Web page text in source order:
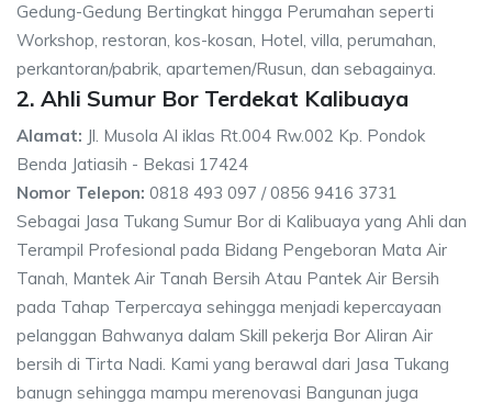
Gedung-Gedung Bertingkat hingga Perumahan seperti
Workshop, restoran, kos-kosan, Hotel, villa, perumahan,
perkantoran/pabrik, apartemen/Rusun, dan sebagainya.
2. Ahli Sumur Bor Terdekat Kalibuaya
Alamat: Jl. Musola Al iklas Rt.004 Rw.002 Kp. Pondok
Benda Jatiasih - Bekasi 17424
Nomor Telepon: 0818 493 097 / 0856 9416 3731
Sebagai Jasa Tukang Sumur Bor di Kalibuaya yang Ahli dan
Terampil Profesional pada Bidang Pengeboran Mata Air
Tanah, Mantek Air Tanah Bersih Atau Pantek Air Bersih
pada Tahap Terpercaya sehingga menjadi kepercayaan
pelanggan Bahwanya dalam Skill pekerja Bor Aliran Air
bersih di Tirta Nadi. Kami yang berawal dari Jasa Tukang
banugn sehingga mampu merenovasi Bangunan juga